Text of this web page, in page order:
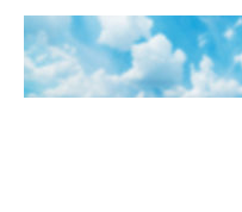
関連リンク